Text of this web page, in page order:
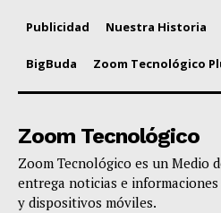
Publicidad Nuestra Historia
BigBuda Zoom Tecnológico
Zoom Tecnológico
Zoom Tecnológico es un Medio
entrega noticias e
y dispositivos móviles.